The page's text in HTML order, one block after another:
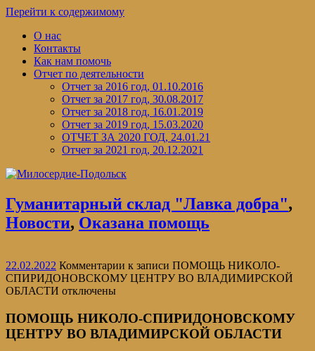
Перейти к содержимому
О нас
Контакты
Как нам помочь
Отчет по деятельности
Отчет за 2016 год, 01.10.2016
Отчет за 2017 год, 30.08.2017
Отчет за 2018 год, 16.01.2019
Отчет за 2019 год, 15.03.2020
ОТЧЕТ ЗА 2020 ГОД, 24.01.21
Отчет за 2021 год, 20.12.2021
Гуманитарный склад "Лавка добра",
Новости, Оказана помощь
22.02.2022 Комментарии к записи ПОМОЩЬ НИКОЛО-
СПИРИДОНОВСКОМУ ЦЕНТРУ ВО ВЛАДИМИРСКОЙ
ОБЛАСТИ отключены
ПОМОЩЬ НИКОЛО-СПИРИДОНОВСКОМУ
ЦЕНТРУ ВО ВЛАДИМИРСКОЙ ОБЛАСТИ